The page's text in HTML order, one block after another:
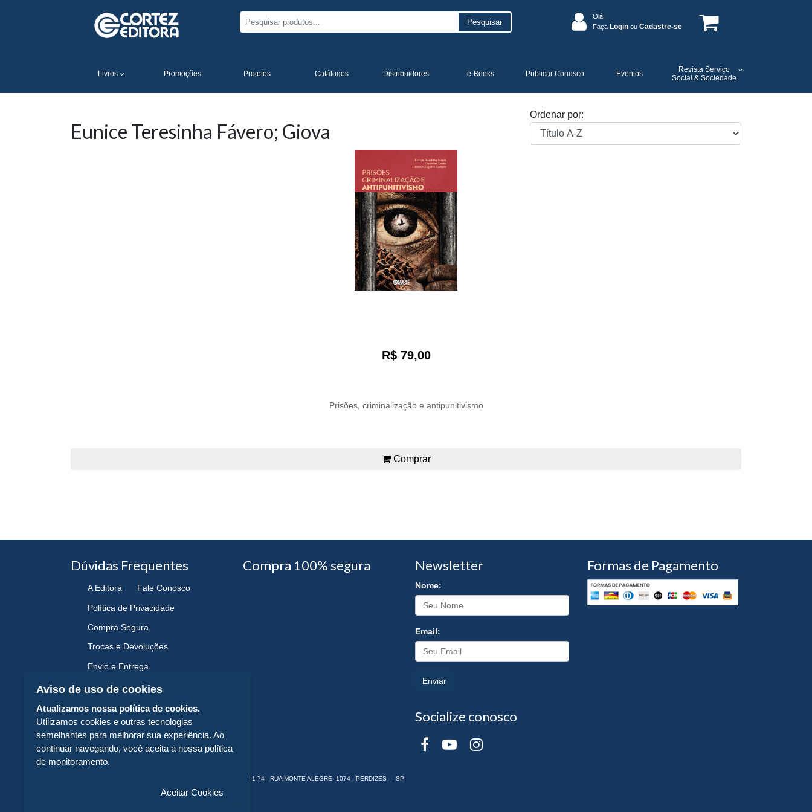
Pesquisar
Olá!
Faça Login ou Cadastre-se
Livros Promoções Projetos Catálogos Distribuidores e-Books Publicar Conosco Eventos
Revista Serviço
Social & Sociedade
Eunice Teresinha Fávero; Giova
Ordenar por:
R$ 79,00
Prisões, criminalização e antipunitivismo
Comprar
Dúvidas Frequentes
A Editora Fale Conosco
Política de Privacidade
Compra Segura
Trocas e Devoluções
Envio e Entrega
Navegando e Comprando
Compra 100% segura Newsletter
Nome:
Email:
Enviar
Socialize conosco
Formas de Pagamento
CORTEZ EDITORA E LIVRARIA LTDA - CNPJ n° 43.003.409/0001-74 - RUA MONTE ALEGRE- 1074 - PERDIZES - - SP
Aviso de uso de cookies
Atualizamos nossa política de cookies.
Utilizamos cookies e outras tecnologias
semelhantes para melhorar sua experiência. Ao
continuar navegando, você aceita a nossa política
de monitoramento.
Aceitar Cookies